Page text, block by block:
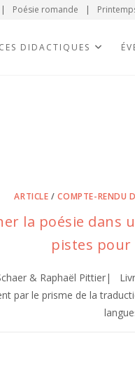
| Poésie romande |
DIDACTIQUES
ARTICLE /COMPTE-RENDU
la poésie
pistes
& Raphaël Pittier|
par le prisme de la